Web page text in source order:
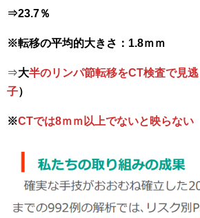
⇒23.7％
※転移の平均的大きさ：1.8ｍｍ
⇒大半のリンパ節転移をCT検査で見
子）
※CTでは8ｍｍ以上でないと映らない